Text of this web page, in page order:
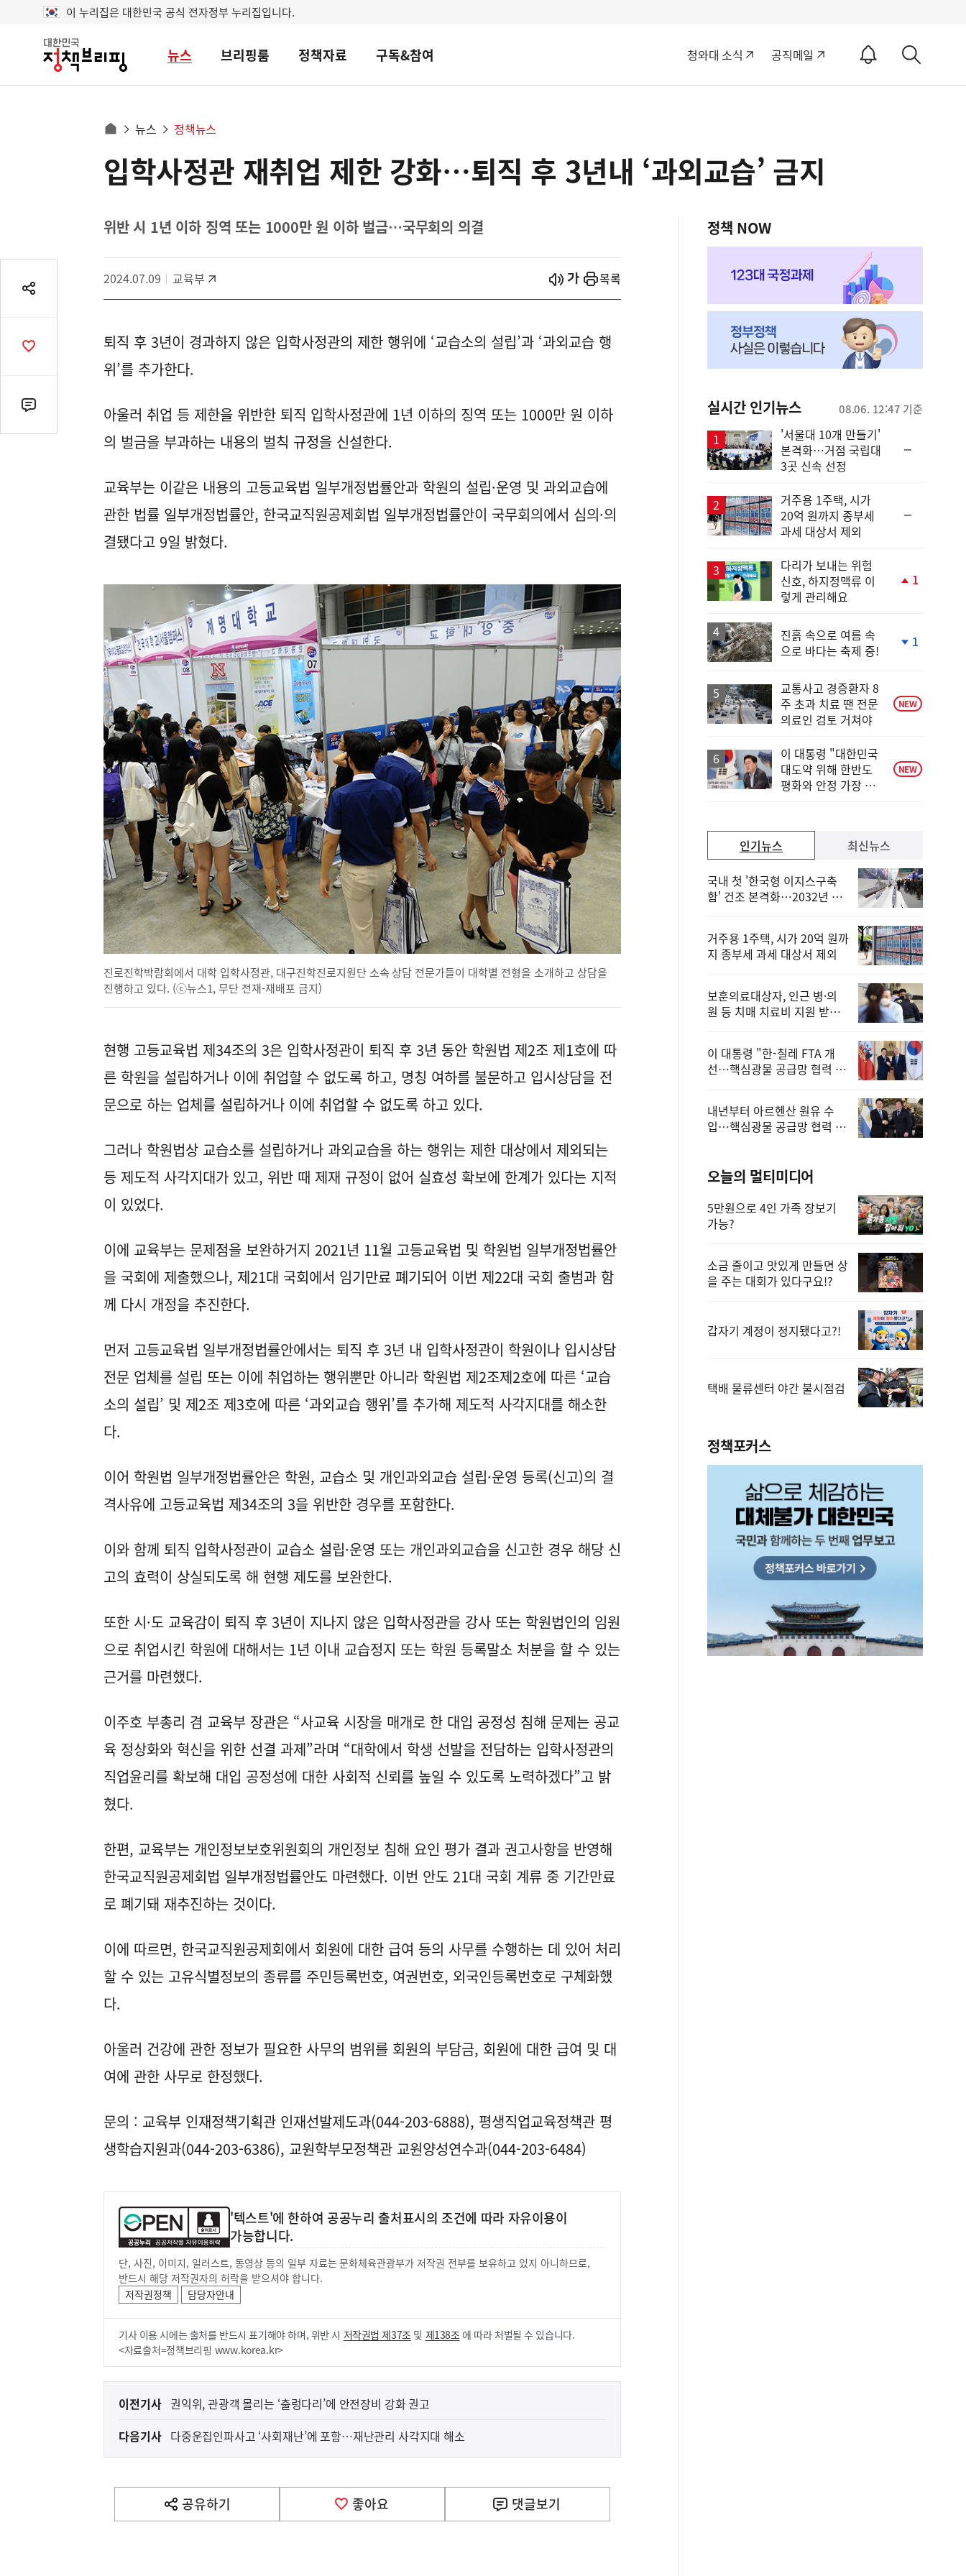
이 누리집은 대한민국 공식 전자정부 누리집입니다.
대
민
뉴스 브리핑룸 정책자료 구독&참여 청와대 소식 공직메일
알
ON
세
로
으
로
뉴스 정책뉴스
공
기
공
댓
글
입학사정관 재취업 제한 강화…퇴직 후 3년내 ‘과외교습’ 금지
위반 시 1년 이하 징역 또는 1000만 원 이하 벌금…국무회의 의결
2024.07.09 교육부 시작
열기 목록
퇴직 후 3년이 경과하지 않은 입학사정관의 제한 행위에 ‘교습소의 설립’과 ‘과외교습 행
위’를 추가한다.
아울러 취업 등 제한을 위반한 퇴직 입학사정관에 1년 이하의 징역 또는 1000만 원 이하
의 벌금을 부과하는 내용의 벌칙 규정을 신설한다.
교육부는 이같은 내용의 고등교육법 일부개정법률안과 학원의 설립·운영 및 과외교습에
관한 법률 일부개정법률안, 한국교직원공제회법 일부개정법률안이 국무회의에서 심의·의
결됐다고 9일 밝혔다.
진로진학박람회에서 대학 입학사정관, 대구진학진로지원단 소속 상담 전문가들이 대학별 전형을 소개하고 상담을
진행하고 있다. (ⓒ뉴스1, 무단 전재-재배포 금지)
현행 고등교육법 제34조의 3은 입학사정관이 퇴직 후 3년 동안 학원법 제2조 제1호에 따
른 학원을 설립하거나 이에 취업할 수 없도록 하고, 명칭 여하를 불문하고 입시상담을 전
문으로 하는 업체를 설립하거나 이에 취업할 수 없도록 하고 있다.
그러나 학원법상 교습소를 설립하거나 과외교습을 하는 행위는 제한 대상에서 제외되는
등 제도적 사각지대가 있고, 위반 때 제재 규정이 없어 실효성 확보에 한계가 있다는 지적
이 있었다.
이에 교육부는 문제점을 보완하거지 2021년 11월 고등교육법 및 학원법 일부개정법률안
을 국회에 제출했으나, 제21대 국회에서 임기만료 폐기되어 이번 제22대 국회 출범과 함
께 다시 개정을 추진한다.
먼저 고등교육법 일부개정법률안에서는 퇴직 후 3년 내 입학사정관이 학원이나 입시상담
전문 업체를 설립 또는 이에 취업하는 행위뿐만 아니라 학원법 제2조제2호에 따른 ‘교습
소의 설립’ 및 제2조 제3호에 따른 ‘과외교습 행위’를 추가해 제도적 사각지대를 해소한
다.
이어 학원법 일부개정법률안은 학원, 교습소 및 개인과외교습 설립·운영 등록(신고)의 결
격사유에 고등교육법 제34조의 3을 위반한 경우를 포함한다.
이와 함께 퇴직 입학사정관이 교습소 설립·운영 또는 개인과외교습을 신고한 경우 해당 신
고의 효력이 상실되도록 해 현행 제도를 보완한다.
또한 시·도 교육감이 퇴직 후 3년이 지나지 않은 입학사정관을 강사 또는 학원법인의 임원
으로 취업시킨 학원에 대해서는 1년 이내 교습정지 또는 학원 등록말소 처분을 할 수 있는
근거를 마련했다.
이주호 부총리 겸 교육부 장관은 “사교육 시장을 매개로 한 대입 공정성 침해 문제는 공교
육 정상화와 혁신을 위한 선결 과제”라며 “대학에서 학생 선발을 전담하는 입학사정관의
직업윤리를 확보해 대입 공정성에 대한 사회적 신뢰를 높일 수 있도록 노력하겠다”고 밝
혔다.
한편, 교육부는 개인정보보호위원회의 개인정보 침해 요인 평가 결과 권고사항을 반영해
한국교직원공제회법 일부개정법률안도 마련했다. 이번 안도 21대 국회 계류 중 기간만료
로 폐기돼 재추진하는 것이다.
이에 따르면, 한국교직원공제회에서 회원에 대한 급여 등의 사무를 수행하는 데 있어 처리
할 수 있는 고유식별정보의 종류를 주민등록번호, 여권번호, 외국인등록번호로 구체화했
다.
아울러 건강에 관한 정보가 필요한 사무의 범위를 회원의 부담금, 회원에 대한 급여 및 대
여에 관한 사무로 한정했다.
문의 : 교육부 인재정책기획관 인재선발제도과(044-203-6888), 평생직업교육정책관 평
생학습지원과(044-203-6386), 교원학부모정책관 교원양성연수과(044-203-6484)
'텍스트'에 한하여 공공누리 출처표시의 조건에 따라 자유이용이
가능합니다.
단, 사진, 이미지, 일러스트, 동영상 등의 일부 자료는 문화체육관광부가 저작권 전부를 보유하고 있지 아니하므로,
반드시 해당 저작권자의 허락을 받으셔야 합니다.
저작권정책
담당자안내
기사 이용 시에는 출처를 반드시 표기해야 하며, 위반 시 저작권법 제37조 및 제138조 에 따라 처벌될 수 있습니다.
<자료출처=정책브리핑 www.korea.kr>
이
전
다
음
기
영
이전기사 권익위, 관광객 몰리는 ‘출렁다리’에 안전장비 강화 권고
다음기사 다중운집인파사고 ‘사회재난’에 포함…재난관리 사각지대 해소
공유하기
열
기
좋아요 댓글보기
정책 NOW
실시간 인기뉴스 08.06. 12:47 기준
'서울대 10개 만들기'
본격화…거점 국립대
3곳 신속 선정
거주용 1주택, 시가
20억 원까지 종부세
과세 대상서 제외
다리가 보내는 위험
신호, 하지정맥류 이
렇게 관리해요
1
진흙 속으로 여름 속
으로 바다는 축제 중!
1
교통사고 경증환자 8
주 초과 치료 땐 전문
의료인 검토 거쳐야
NEW
이 대통령 "대한민국
대도약 위해 한반도
평화와 안정 가장 중
NEW
인기뉴스
국내 첫 '한국형 이지스구축
함' 건조 본격화…2032년 해
거주용 1주택, 시가 20억 원까
지 종부세 과세 대상서 제외
보훈의료대상자, 인근 병·의
원 등 치매 치료비 지원 받을
이 대통령 "한-칠레 FTA 개
선…핵심광물 공급망 협력 더
내년부터 아르헨산 원유 수
입…핵심광물 공급망 협력 체
최신뉴스
오늘의 멀티미디어
5만원으로 4인 가족 장보기
가능?
소금 줄이고 맛있게 만들면 상
을 주는 대회가 있다구요!?
갑자기 계정이 정지됐다고?!
택배 물류센터 야간 불시점검
정책포커스